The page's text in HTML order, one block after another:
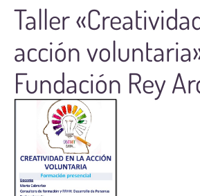
Taller
acción
Fundación Rey